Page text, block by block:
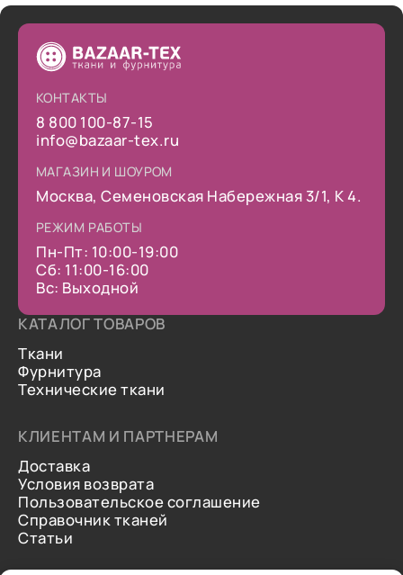
КОНТАКТЫ
8 800 100-87-15
info@bazaar-tex.ru
МАГАЗИН И ШОУРОМ
Москва, Семеновская Набережная 3/1, К 4.
РЕЖИМ РАБОТЫ
Пн-Пт: 10:00-19:00
Сб: 11:00-16:00
Вс: Выходной
КАТАЛОГ ТОВАРОВ
Ткани
Фурнитура
Технические ткани
КЛИЕНТАМ И ПАРТНЕРАМ
Доставка
Условия возврата
Пользовательское соглашение
Справочник тканей
Статьи